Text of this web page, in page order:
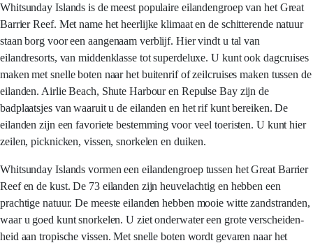
Whitsunday Islands is de meest populaire eilandengroep van het Great
Barrier Reef. Met name het heerlijke klimaat en de schitterende natuur
staan borg voor een aangenaam verblijf. Hier vindt u tal van
eilandresorts, van middenklasse tot superdeluxe. U kunt ook dagcruises
maken met snelle boten naar het buitenrif of zeilcruises maken tussen de
eilanden. Airlie Beach, Shute Harbour en Repulse Bay zijn de
badplaatsjes van waaruit u de eilanden en het rif kunt bereiken. De
eilanden zijn een favoriete bestemming voor veel toeristen. U kunt hier
zeilen, picknicken, vissen, snorkelen en duiken.
Whitsunday Islands vormen een eilandengroep tussen het Great Barrier
Reef en de kust. De 73 eilanden zijn heuvelachtig en hebben een
prachtige natuur. De meeste eilanden hebben mooie witte zandstranden,
waar u goed kunt snorkelen. U ziet onderwater een grote verscheiden-
heid aan tropische vissen. Met snelle boten wordt gevaren naar het